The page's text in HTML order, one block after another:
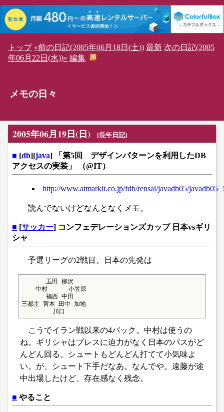
トップ «前の日記(2005年06月18日(土)) 最新 次の日記(2005
年06月22日(水))» 編集
メモの日々
2005年06月19日(日) [長年日記]
■ [db][java] 「第5回 デザインパターンを利用したDB
アクセスの実装」 （@IT）
http://www.atmarkit.co.jp/fdb/rensai/javadb05/
読んでないけどなんとなくメモ。
■ [サッカー] コンフェデレーションズカップ 日本vsギリ
シャ
予選リーグの2戦目。日本の先発は
       玉田 柳沢
    中村      小笠原
       福西 中田
三都主 宮本 田中 加地
         川口
こうでイラン戦以来の4バック。中村は使うの
ね。ギリシャはプレスに迫力がなく日本のパスがど
んどん回る。シュートもどんどん打てて小気味よ
い。が、シュート下手だなあ。なんでや。遠藤が途
中出場したけど、存在感なく残念。
■ やること